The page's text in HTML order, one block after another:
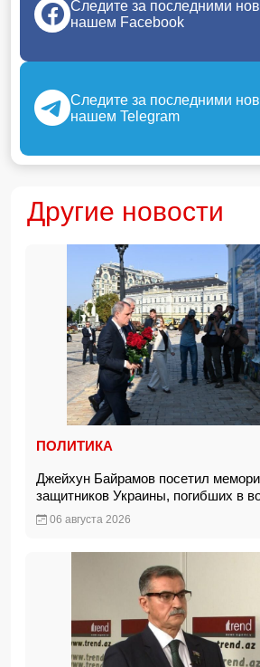
Следите за последними
нашем Facebook
Следите за последними
нашем Telegram
Другие новости
ПОЛИТИКА
Джейхун Байрамов посетил
защитников Украины, погибших в
06 августа 2026